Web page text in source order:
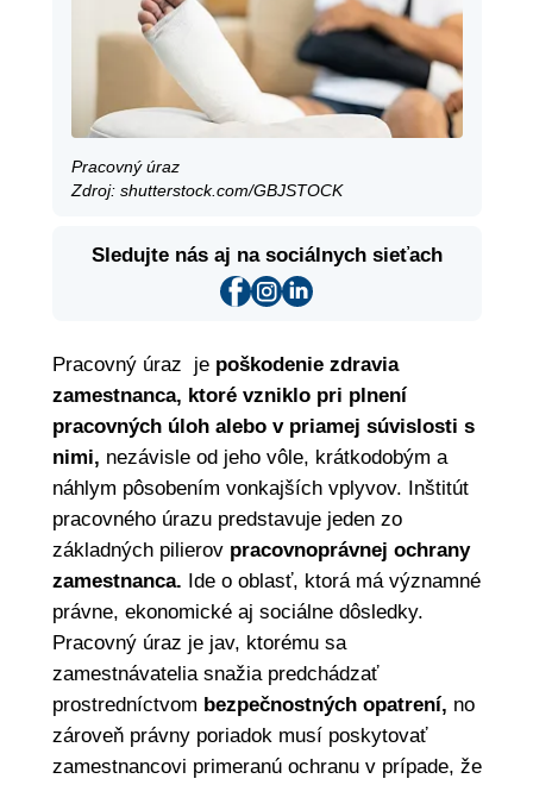
Pracovný úraz
Zdroj: shutterstock.com/GBJSTOCK
Sledujte nás aj na sociálnych sieťach
Pracovný úraz je poškodenie zdravia
zamestnanca, ktoré vzniklo pri plnení
pracovných úloh alebo v priamej súvislosti s
nimi, nezávisle od jeho vôle, krátkodobým a
náhlym pôsobením vonkajších vplyvov. Inštitút
pracovného úrazu predstavuje jeden zo
základných pilierov pracovnoprávnej ochrany
zamestnanca. Ide o oblasť, ktorá má významné
právne, ekonomické aj sociálne dôsledky.
Pracovný úraz je jav, ktorému sa
zamestnávatelia snažia predchádzať
prostredníctvom bezpečnostných opatrení, no
zároveň právny poriadok musí poskytovať
zamestnancovi primeranú ochranu v prípade, že